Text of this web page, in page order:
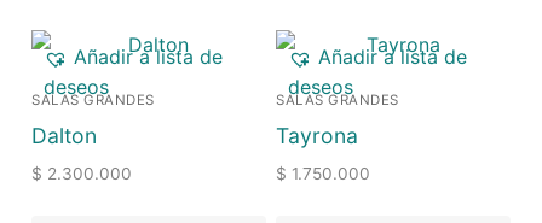
Añadir a lista de
deseos
SALAS GRANDES
Dalton
$ 2.300.000
Añadir a lista de
deseos
SALAS GRANDES
Tayrona
$ 1.750.000